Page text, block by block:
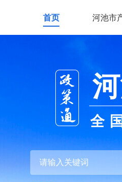
首页 河池市
全